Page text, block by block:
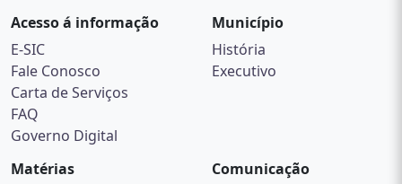
Acesso á informação
E-SIC
Fale Conosco
Carta de Serviços
FAQ
Governo Digital
Município
História
Executivo
Matérias
Comunicação